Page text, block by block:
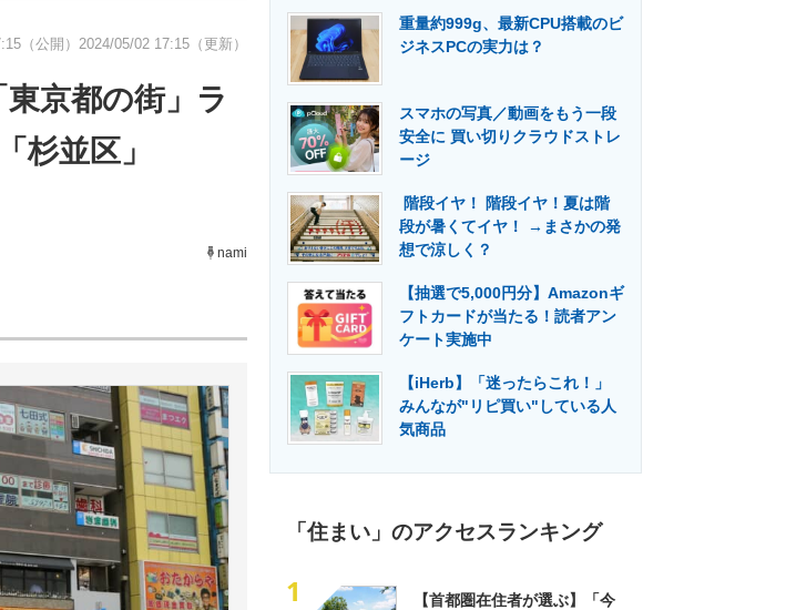
経営リーダーのコミュニティ マーケ×ITの今がよく分かる
製造業のIT導入・活用を支援
エネルギーの専門メディア 建設×テクノロジーの最前線
（公開） 2024/05/02 17:15（更新）
東京都の街」ラ
杉並区」
nami
重量約999g、最新CPU搭載のビ
ジネスPCの実力は？
スマホの写真／動画をもう一段
安全に 買い切りクラウドストレ
ージ
階段イヤ！ 階段イヤ！夏は階
段が暑くてイヤ！ →まさかの発
想で涼しく？
【抽選で5,000円分】Amazonギ
フトカードが当たる！読者アン
ケート実施中
【iHerb】「迷ったらこれ！」
みんなが"リピ買い"している人
気商品
「住まい」のアクセスランキング
1
【首都圏在住者が選ぶ】「今